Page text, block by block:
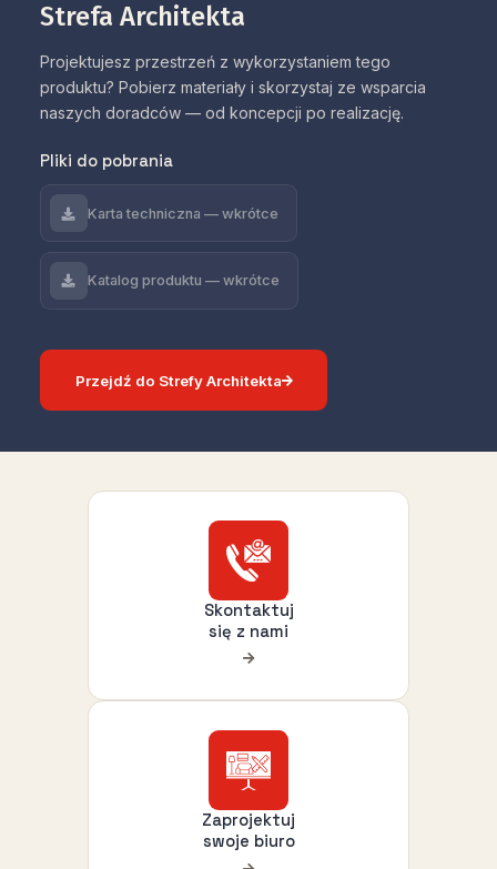
Strefa Architekta
Projektujesz przestrzeń z wykorzystaniem tego
produktu? Pobierz materiały i skorzystaj ze wsparcia
naszych doradców — od koncepcji po realizację.
Pliki do pobrania
Karta techniczna — wkrótce
Katalog produktu — wkrótce
Przejdź do Strefy Architekta
Skontaktuj
się z nami
Zaprojektuj
swoje biuro